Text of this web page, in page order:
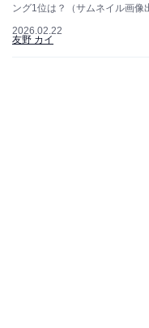
ング1位は？（サムネイル画像
2026.02.22
友野 カイ